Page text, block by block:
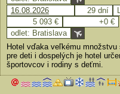
16.08.2026
29 dní
5 093 €
+0 €
odlet: Bratislava
Hotel vďaka veľkému
pre deti i dospelých je hotel
športovcov i rodiny s deťmi.